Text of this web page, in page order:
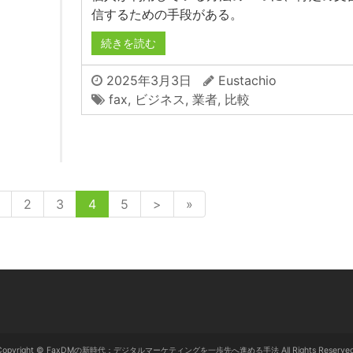
信するための手段がある。
続きを読む
2025年3月3日
Eustachio
fax, ビジネス ,業者, 比較
2 3 4 5 > »
© FaxDMの新時代：デジタルマーケティングを一歩先へ進める手法 All Rights